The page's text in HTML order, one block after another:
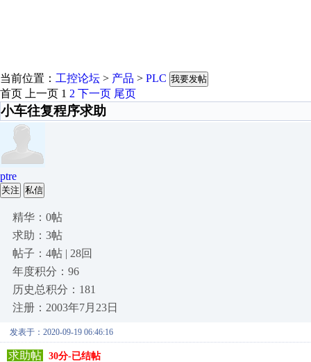
当前位置： 工控论坛 > 产品 > PLC 我要发帖
首页 上一页 1 2 下一页 尾页
小车往复程序求助
ptre
关注 私信
精华：0帖
求助：3帖
帖子：4帖 | 28回
年度积分：96
历史总积分：181
注册：2003年7月23日
发表于：2020-09-19 06:46:16
求助帖 30分-已结帖